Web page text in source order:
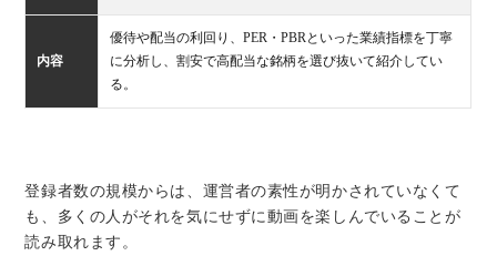
内容
優待や配当の利回り、PER・PBRといった業績指標を丁寧
に分析し、割安で高配当な銘柄を選び抜いて紹介してい
る。
登録者数の規模からは、運営者の素性が明かされていなくて
も、多くの人がそれを気にせずに動画を楽しんでいることが
読み取れます。